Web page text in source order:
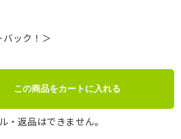
ック！＞
この商品をカートに入れる
・返品はできません。